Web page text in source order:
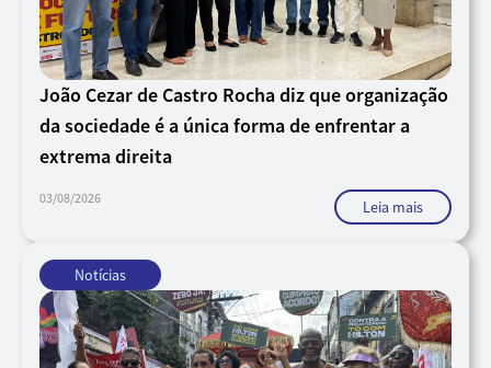
João Cezar de Castro Rocha diz que organização
da sociedade é a única forma de enfrentar a
extrema direita
03/08/2026 Leia mais
Notícias